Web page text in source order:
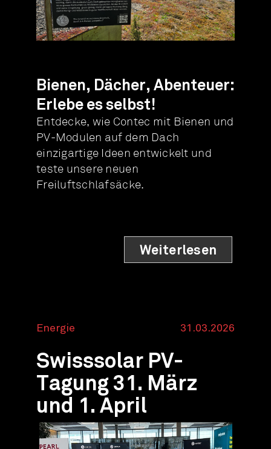
Bienen, Dächer, Abenteuer:
Erlebe es selbst!
Entdecke, wie Contec mit Bienen und
PV-Modulen auf dem Dach
einzigartige Ideen entwickelt und
teste unsere neuen
Freiluftschlafsäcke.
Weiterlesen
Energie 31.03.2026
Swisssolar PV-
Tagung 31. März
und 1. April